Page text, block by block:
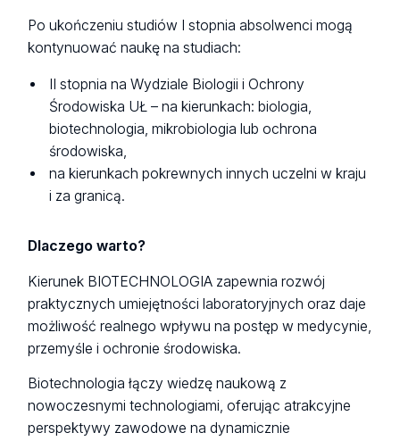
Po ukończeniu studiów I stopnia absolwenci mogą
kontynuować naukę na studiach:
II stopnia na Wydziale Biologii i Ochrony
Środowiska UŁ – na kierunkach: biologia,
biotechnologia, mikrobiologia lub ochrona
środowiska,
na kierunkach pokrewnych innych uczelni w kraju
i za granicą.
Dlaczego warto?
Kierunek BIOTECHNOLOGIA zapewnia rozwój
praktycznych umiejętności laboratoryjnych oraz daje
możliwość realnego wpływu na postęp w medycynie,
przemyśle i ochronie środowiska.
Biotechnologia łączy wiedzę naukową z
nowoczesnymi technologiami, oferując atrakcyjne
perspektywy zawodowe na dynamicznie